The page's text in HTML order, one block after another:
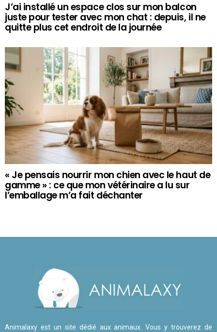
J’ai installé un espace clos sur mon balcon
juste pour tester avec mon chat : depuis, il ne
quitte plus cet endroit de la journée
« Je pensais nourrir mon chien avec le haut de
gamme » : ce que mon vétérinaire a lu sur
l’emballage m’a fait déchanter
Animalaxy est un site dédié aux animaux. Vous y trouverez de